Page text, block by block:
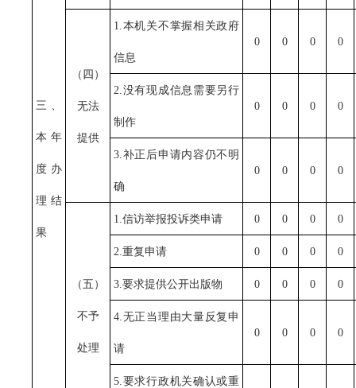
三、
本年
度办
理结
果
（四）
无法
提供
1.本机关不掌握相关政府
信息
0 0 0 0
2.没有现成信息需要另行
制作
0 0 0 0
3.补正后申请内容仍不明
确
0 0 0 0
（五）
不予
处理
1.信访举报投诉类申请 0 0 0 0
2.重复申请 0 0 0 0
3.要求提供公开出版物 0 0 0 0
4.无正当理由大量反复申
请
0 0 0 0
5.要求行政机关确认或重